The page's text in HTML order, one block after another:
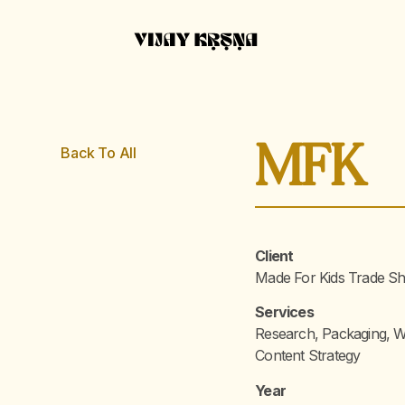
Back To All MFK
Client
Made For Kids Trade
Services
Research, Packaging,
Content Strategy
Year